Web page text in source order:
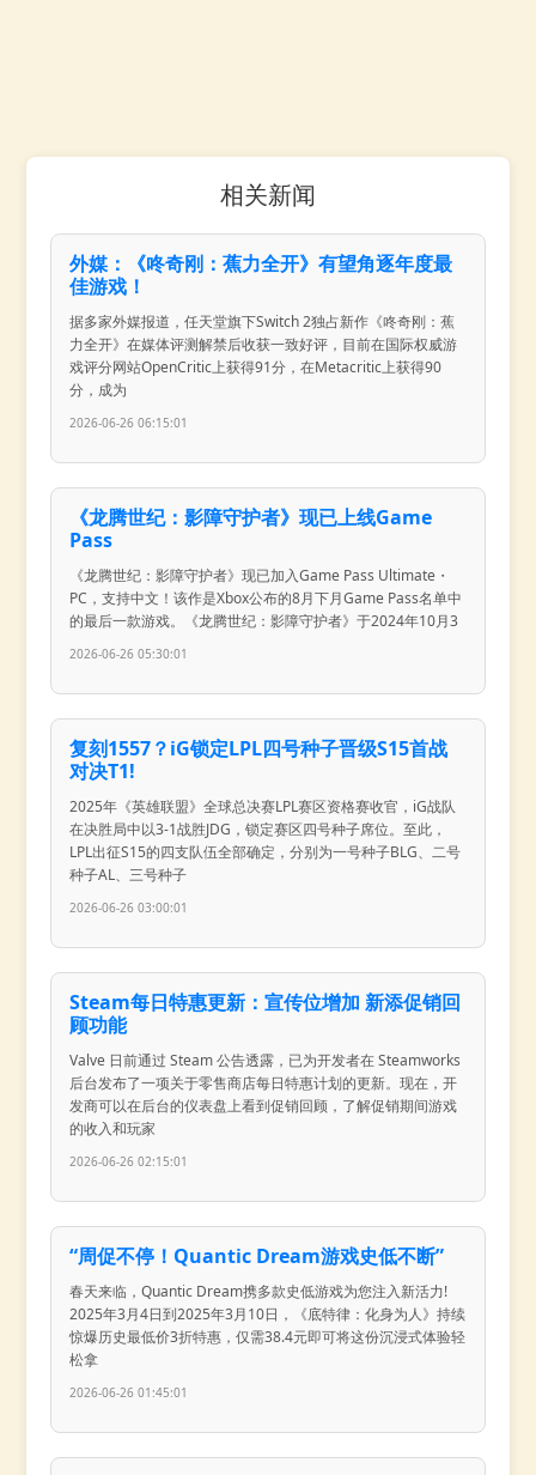
相关新闻
外媒：《咚奇刚：蕉力全开》有望角逐年度最
佳游戏！
据多家外媒报道，任天堂旗下Switch 2独占新作《咚奇刚：蕉
力全开》在媒体评测解禁后收获一致好评，目前在国际权威游
戏评分网站OpenCritic上获得91分，在Metacritic上获得90
分，成为
2026-06-26 06:15:01
《龙腾世纪：影障守护者》现已上线Game
Pass
《龙腾世纪：影障守护者》现已加入Game Pass Ultimate・
PC，支持中文！该作是Xbox公布的8月下月Game Pass名单中
的最后一款游戏。《龙腾世纪：影障守护者》于2024年10月3
2026-06-26 05:30:01
复刻1557？iG锁定LPL四号种子晋级S15首战
对决T1!
2025年《英雄联盟》全球总决赛LPL赛区资格赛收官，iG战队
在决胜局中以3-1战胜JDG，锁定赛区四号种子席位。至此，
LPL出征S15的四支队伍全部确定，分别为一号种子BLG、二号
种子AL、三号种子
2026-06-26 03:00:01
Steam每日特惠更新：宣传位增加 新添促销回
顾功能
Valve 日前通过 Steam 公告透露，已为开发者在 Steamworks
后台发布了一项关于零售商店每日特惠计划的更新。现在，开
发商可以在后台的仪表盘上看到促销回顾，了解促销期间游戏
的收入和玩家
2026-06-26 02:15:01
“周促不停！Quantic Dream游戏史低不断”
春天来临，Quantic Dream携多款史低游戏为您注入新活力!
2025年3月4日到2025年3月10日，《底特律：化身为人》持续
惊爆历史最低价3折特惠，仅需38.4元即可将这份沉浸式体验轻
松拿
2026-06-26 01:45:01